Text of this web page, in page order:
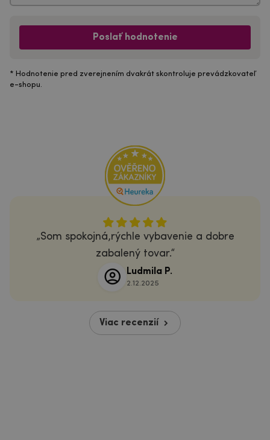
Poslať hodnotenie
* Hodnotenie pred zverejnením dvakrát skontroluje prevádzkovateľ
e-shopu.
Som spokojná,rýchle vybavenie a dobre
zabalený tovar.
Ludmila P.
2.12.2025
Viac recenzií